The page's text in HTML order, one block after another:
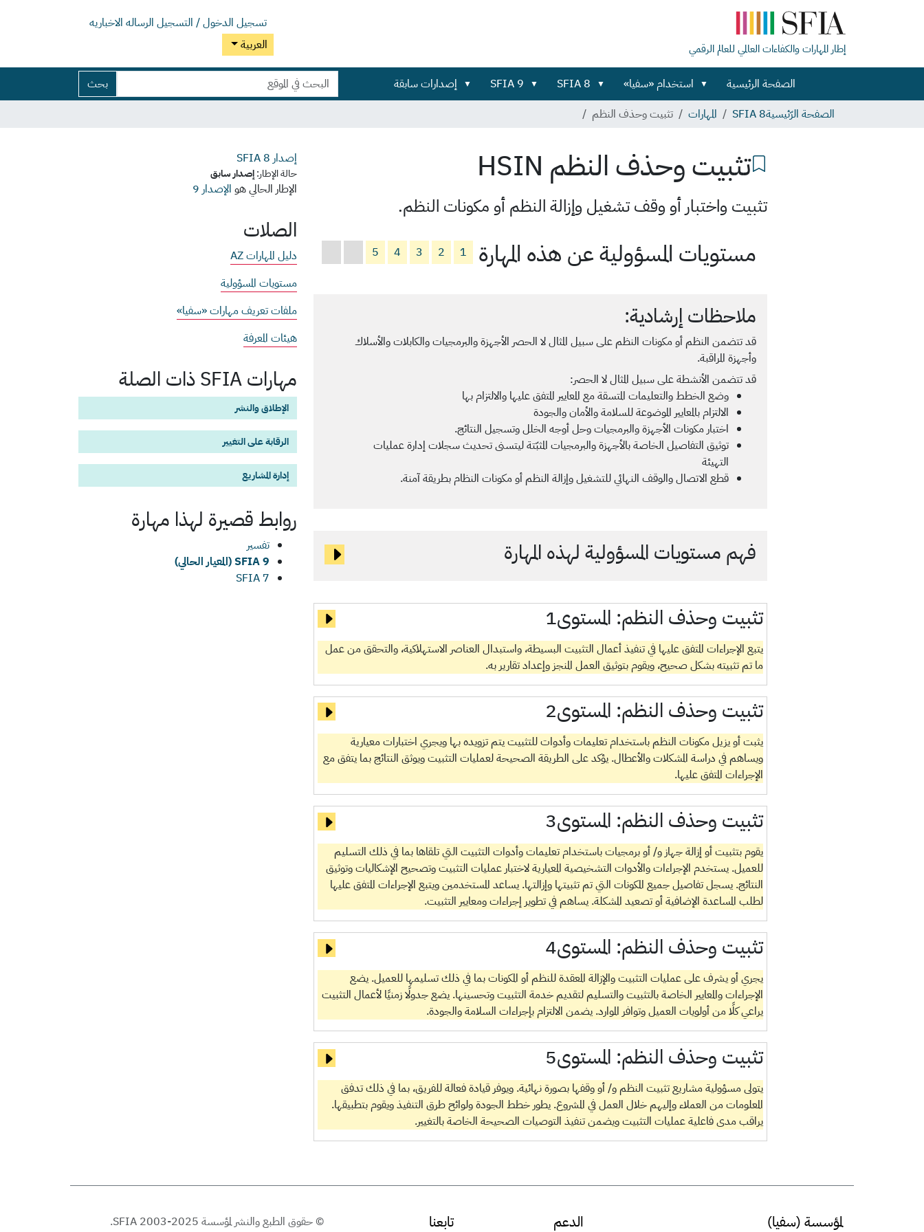
تسجيل الدخول / التسجيل الرساله الاخباريه
العربية
إطار المهارات والكفاءات العالمي للعالم الرقمي
الصفحة الرئيسية استخدام «سفيا» SFIA 8
SFIA 9 إصدارات سابقة
بحث
في
بحث
بحث
تفصيلي...
الصفحة الرّئيسيةSFIA 8 المهارات تثبيت وحذف النظم
تثبيت وحذف النظم HSIN
تثبيت واختبار أو وقف تشغيل وإزالة النظم أو مكونات النظم.
مستويات المسؤولية عن هذه المهارة 1
2
3
4
5
ملاحظات إرشادية:
قد تتضمن النظم أو مكونات النظم على سبيل المثال لا الحصر الأجهزة والبرمجيات والكابلات والأسلاك
وأجهزة المراقبة.
قد تتضمن الأنشطة على سبيل المثال لا الحصر:
وضع الخطط والتعليمات المتسقة مع المعايير المتفق عليها والالتزام بها
الالتزام بالمعايير الموضوعة للسلامة والأمان والجودة
اختبار مكونات الأجهزة والبرمجيات وحل أوجه الخلل وتسجيل النتائج.
توثيق التفاصيل الخاصة بالأجهزة والبرمجيات المثبّتة ليتسنى تحديث سجلات إدارة عمليات
التهيئة
قطع الاتصال والوقف النهائي للتشغيل وإزالة النظم أو مكونات النظام بطريقة آمنة.
فهم مستويات المسؤولية لهذه المهارة
تثبيت وحذف النظم: المستوى1
يتبع الإجراءات المتفق عليها في تنفيذ أعمال التثبيت البسيطة، واستبدال العناصر الاستهلاكية، والتحقق من عمل
ما تم تثبيته بشكل صحيح، ويقوم بتوثيق العمل المنجز وإعداد تقارير به.
تثبيت وحذف النظم: المستوى2
يثبت أو يزيل مكونات النظم باستخدام تعليمات وأدوات للتثبيت يتم تزويده بها ويجري اختبارات معيارية
ويساهم في دراسة المشكلات والأعطال. يؤكد على الطريقة الصحيحة لعمليات التثبيت ويوثق النتائج بما يتفق مع
الإجراءات المتفق عليها.
تثبيت وحذف النظم: المستوى3
يقوم بتثبيت أو إزالة جهاز و/ أو برمجيات باستخدام تعليمات وأدوات التثبيت التي تلقاها بما في ذلك التسليم
للعميل. يستخدم الإجراءات والأدوات التشخيصية المعيارية لاختبار عمليات التثبيت وتصحيح الإشكاليات وتوثيق
النتائج. يسجل تفاصيل جميع المكونات التي تم تثبيتها وإزالتها. يساعد المستخدمين ويتبع الإجراءات المتفق عليها
لطلب المساعدة الإضافية أو تصعيد المشكلة. يساهم في تطوير إجراءات ومعايير التثبيت.
تثبيت وحذف النظم: المستوى4
يجري أو يشرف على عمليات التثبيت والإزالة المعقدة للنظم أو المكونات بما في ذلك تسليمها للعميل. يضع
الإجراءات والمعايير الخاصة بالتثبيت والتسليم لتقديم خدمة التثبيت وتحسينها. يضع جدولًا زمنيًا لأعمال التثبيت
يراعي كلًا من أولويات العميل وتوافر الموارد. يضمن الالتزام بإجراءات السلامة والجودة.
تثبيت وحذف النظم: المستوى5
يتولى مسؤولية مشاريع تثبيت النظم و/ أو وقفها بصورة نهائية. ويوفر قيادة فعالة للفريق، بما في ذلك تدفق
المعلومات من العملاء وإليهم خلال العمل في المشروع. يطور خطط الجودة ولوائح طرق التنفيذ ويقوم بتطبيقها.
يراقب مدى فاعلية عمليات التثبيت ويضمن تنفيذ التوصيات الصحيحة الخاصة بالتغيير.
إصدار SFIA 8
حالة الإطار:إصدار سابق
الإطار الحالي هو الإصدار 9
الصلات
دليل المهارات AZ
مستويات المسؤولية
ملفات تعريف مهارات «سفيا»
هيئات المعرفة
مهارات SFIA ذات الصلة
الإطلاق والنشر
الرقابة على التغيير
إدارة المشاريع
روابط قصيرة لهذا مهارة
تفسير
SFIA 9 (المعيار الحالي)
SFIA 7
لمؤسسة (سفيا) الدعم تابعنا
© حقوق الطبع والنشر لمؤسسة SFIA 2003-2025.